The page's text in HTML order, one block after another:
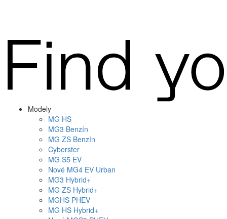
Modely
MG HS
MG3 Benzín
MG ZS Benzín
Cyberster
MG S5 EV
Nové MG4 EV Urban
MG3 Hybrid+
MG ZS Hybrid+
MGHS PHEV
MG HS Hybrid+